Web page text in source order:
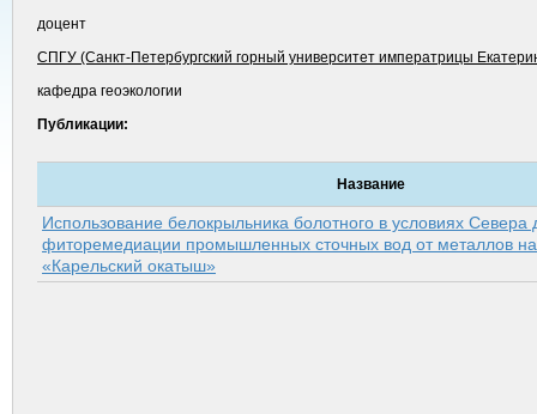
доцент
СПГУ (Санкт-Петербургский горный университет императрицы
кафедра геоэкологии
Публикации:
Название
Использование белокрыльника болотного в условиях Севера
фиторемедиации промышленных сточных вод от металлов
«Карельский окатыш»